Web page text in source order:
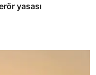
yasası